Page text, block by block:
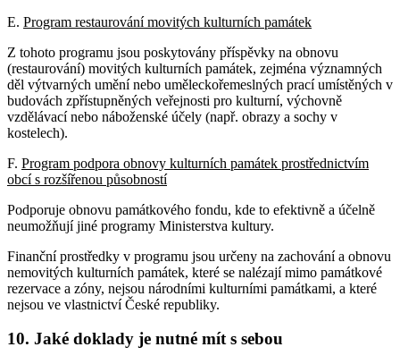
E. Program restaurování movitých kulturních památek
Z tohoto programu jsou poskytovány příspěvky na obnovu
(restaurování) movitých kulturních památek, zejména významných
děl výtvarných umění nebo uměleckořemeslných prací umístěných v
budovách zpřístupněných veřejnosti pro kulturní, výchovně
vzdělávací nebo náboženské účely (např. obrazy a sochy v
kostelech).
F. Program podpora obnovy kulturních památek prostřednictvím
obcí s rozšířenou působností
Podporuje obnovu památkového fondu, kde to efektivně a účelně
neumožňují jiné programy Ministerstva kultury.
Finanční prostředky v programu jsou určeny na zachování a obnovu
nemovitých kulturních památek, které se nalézají mimo památkové
rezervace a zóny, nejsou národními kulturními památkami, a které
nejsou ve vlastnictví České republiky.
10. Jaké doklady je nutné mít s sebou